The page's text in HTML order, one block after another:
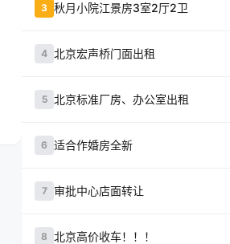
3 秋月小院江景房3室2厅2卫
4 北京宏声桥门面出租
5 北京标准厂房、办公室出租
6 适合作婚房全新
7 审批中心店面转让
8 北京高价收车！！！